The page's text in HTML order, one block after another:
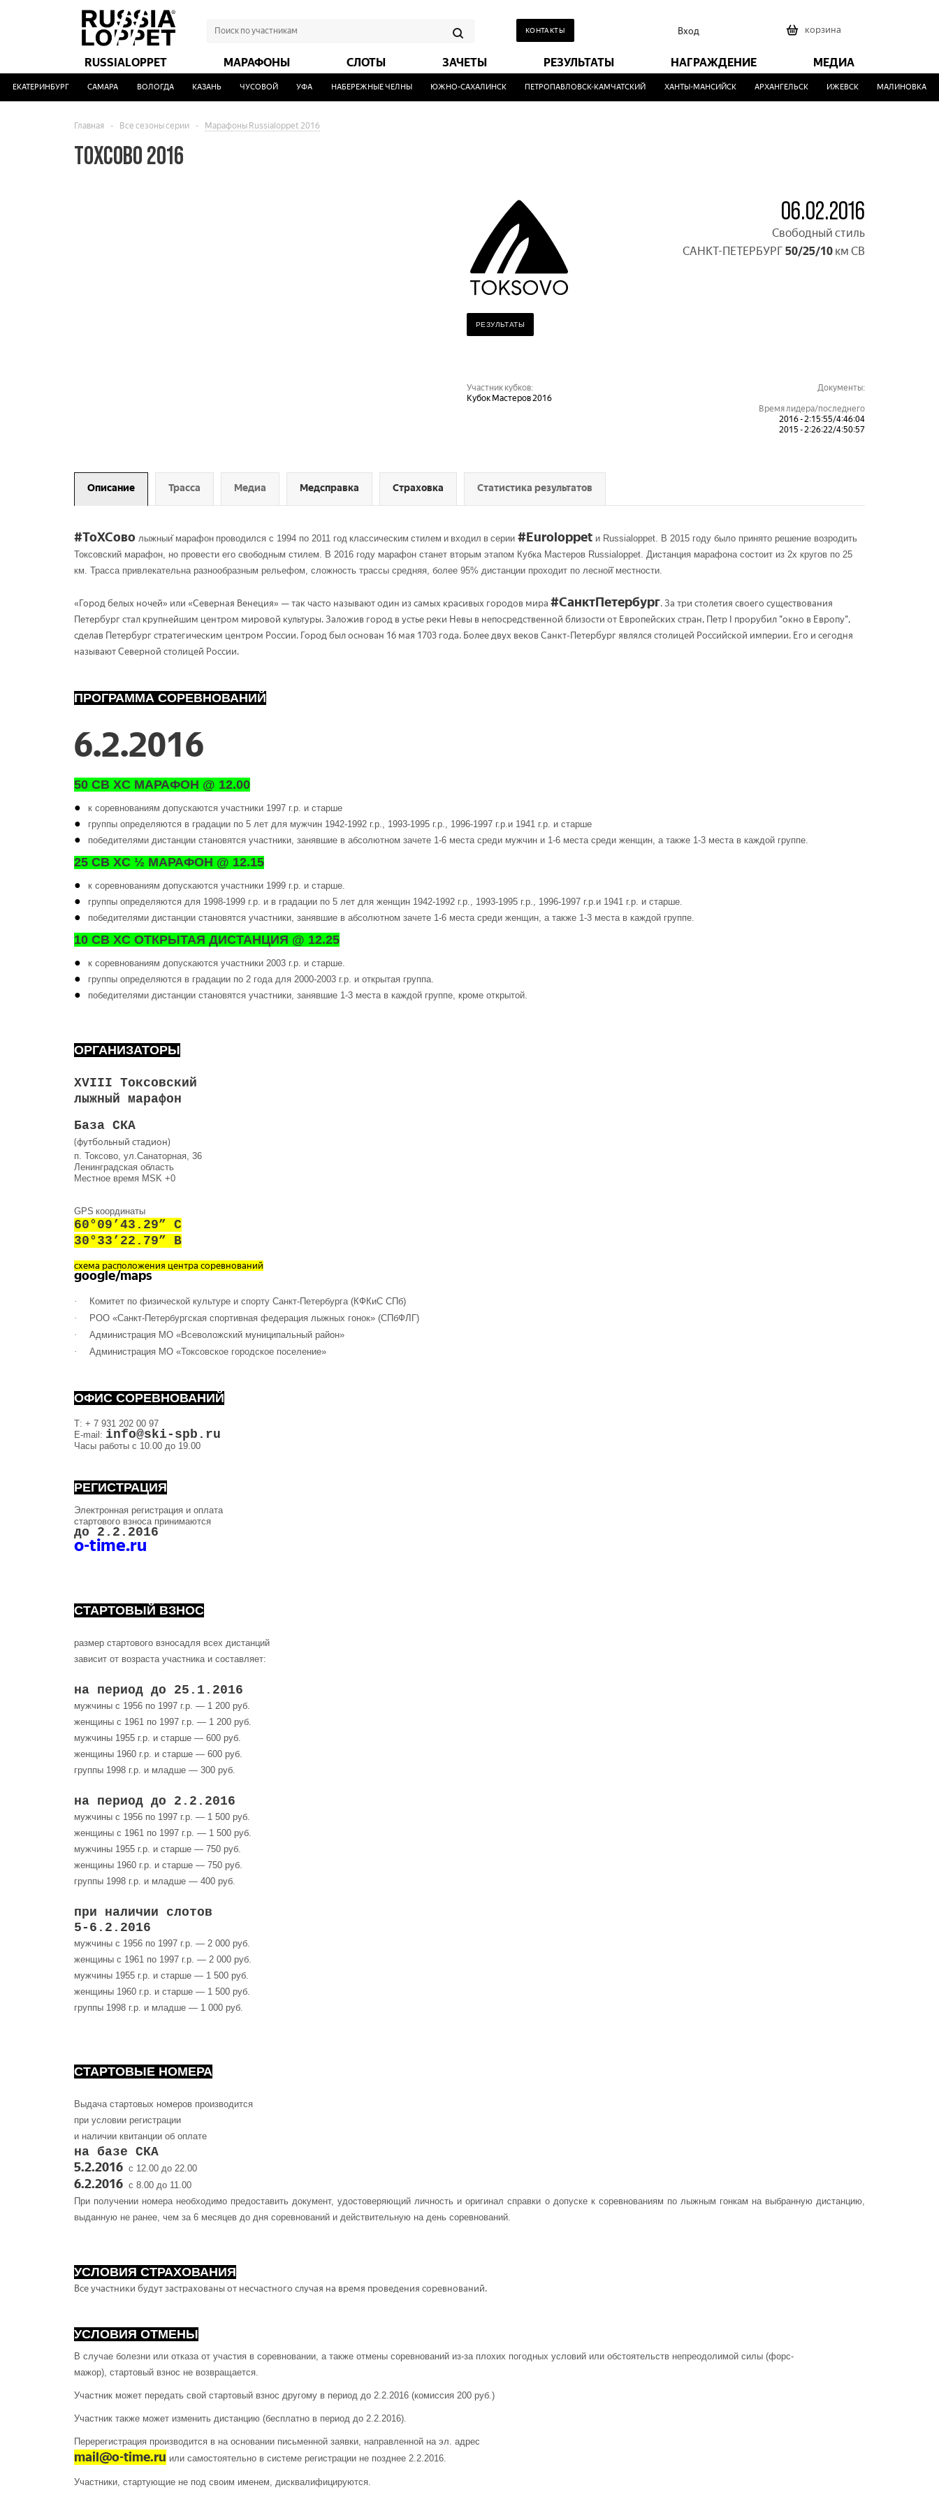
КОНТАКТЫ Вход корзина
RUSSIALOPPET МАРАФОНЫ СЛОТЫ ЗАЧЕТЫ РЕЗУЛЬТАТЫ НАГРАЖДЕНИЕ МЕДИА
САМАРА ВОЛОГДА КАЗАНЬ ЧУСОВОЙ УФА НАБЕРЕЖНЫЕ ЧЕЛНЫ ЮЖНО-САХАЛИНСК ПЕТРОПАВЛОВСК-КАМЧАТСКИЙ ХАНТЫ-МАНСИЙСК АРХАНГЕЛЬСК ИЖЕВСК МАЛИНОВКА
Главная - Все сезоны серии - Марафоны Russialoppet 2016
ТOХСOВО 2016
РЕЗУЛЬТАТЫ
06.02.2016
Свободный стиль
САНКТ-ПЕТЕРБУРГ 50/25/10км СВ
Участник кубков:
Кубок Мастеров 2016
Документы:
Время лидера/последнего
2016 - 2:15:55/4:46:04
2015 - 2:26:22/4:50:57
Описание Трасса Медиа Медсправка Страховка Статистика результатов
#ТоХСово лыжный марафон проводился c 1994 по 2011 год классическим стилем и входил в серии #Euroloppet и Russialoppet. В 2015 году было принято решение возродить
Токсовский марафон, но провести его свободным стилем. В 2016 году марафон станет вторым этапом Кубка Мастеров Russialoppet. Дистанция марафона состоит из 2х кругов по 25
км. Трасса привлекательна разнообразным рельефом, сложность трассы средняя, более 95% дистанции проходит по лесной̆ местности.
«Город белых ночей» или «Северная Венеция» — так часто называют один из самых красивых городов мира #СанктПетербург. За три столетия своего существования
Петербург стал крупнейшим центром мировой культуры. Заложив город в устье реки Невы в непосредственной близости от Европейских стран, Петр I прорубил "окно в Европу",
сделав Петербург стратегическим центром России. Город был основан 16 мая 1703 года. Более двух веков Санкт-Петербург являлся столицей Российской империи. Его и сегодня
называют Северной столицей России.
ПРОГРАММА СОРЕВНОВАНИЙ
6.2.2016
50 СВ XC МАРАФОН @ 12.00
к соревнованиям допускаются участники 1997 г.р. и старше
группы определяются в градации по 5 лет для мужчин 1942-1992 г.р., 1993-1995 г.р., 1996-1997 г.р.и 1941 г.р. и старше
победителями дистанции становятся участники, занявшие в абсолютном зачете 1-6 места среди мужчин и 1-6 места среди женщин, а также 1-3 места в каждой группе.
25 СВ XC ½ МАРАФОН @ 12.15
к соревнованиям допускаются участники 1999 г.р. и старше.
группы определяются для 1998-1999 г.р. и в градации по 5 лет для женщин 1942-1992 г.р., 1993-1995 г.р., 1996-1997 г.р.и 1941 г.р. и старше.
победителями дистанции становятся участники, занявшие в абсолютном зачете 1-6 места среди женщин, а также 1-3 места в каждой группе.
10 СВ XC ОТКРЫТАЯ ДИСТАНЦИЯ @ 12.25
к соревнованиям допускаются участники 2003 г.р. и старше.
группы определяются в градации по 2 года для 2000-2003 г.р. и открытая группа.
победителями дистанции становятся участники, занявшие 1-3 места в каждой группе, кроме открытой.
ОРГАНИЗАТОРЫ
ХVIII Токсовский
лыжный марафон
База СКА
(футбольный стадион)
п. Токсово, ул.Санаторная, 36
Ленинградская область
Местное время MSK +0
GPS координаты
60°09’43.29” С
30°33’22.79” В
cхема расположения центра соревнований
google/maps
·
Комитет по физической культуре и спорту Санкт-Петербурга (КФКиС СПб)
·
РОО «Санкт-Петербургская спортивная федерация лыжных гонок» (СПбФЛГ)
·
Администрация МО «Всеволожский муниципальный район»
·
Администрация МО «Токсовское городское поселение»
ОФИС СОРЕВНОВАНИЙ
Т: + 7 931 202 00 97
E-mail: info@ski-spb.ru
Часы работы с 10.00 до 19.00
РЕГИСТРАЦИЯ
Электронная регистрация и оплата
стартового взноса принимаются
до 2.2.2016
o-time.ru
СТАРТОВЫЙ ВЗНОС
размер стартового взносадля всех дистанций
зависит от возраста участника и составляет:
на период до 25.1.2016
мужчины с 1956 по 1997 г.р. — 1 200 руб.
женщины с 1961 по 1997 г.р. — 1 200 руб.
мужчины 1955 г.р. и старше — 600 руб.
женщины 1960 г.р. и старше — 600 руб.
группы 1998 г.р. и младше — 300 руб.
на период до 2.2.2016
мужчины с 1956 по 1997 г.р. — 1 500 руб.
женщины с 1961 по 1997 г.р. — 1 500 руб.
мужчины 1955 г.р. и старше — 750 руб.
женщины 1960 г.р. и старше — 750 руб.
группы 1998 г.р. и младше — 400 руб.
при наличии слотов
5-6.2.2016
мужчины с 1956 по 1997 г.р. — 2 000 руб.
женщины с 1961 по 1997 г.р. — 2 000 руб.
мужчины 1955 г.р. и старше — 1 500 руб.
женщины 1960 г.р. и старше — 1 500 руб.
группы 1998 г.р. и младше — 1 000 руб.
СТАРТОВЫЕ НОМЕРА
Выдача стартовых номеров производится
при условии регистрации
и наличии квитанции об оплате
на базе СКА
5.2.2016 с 12.00 до 22.00
6.2.2016 с 8.00 до 11.00
При получении номера необходимо предоставить документ, удостоверяющий личность и оригинал справки о допуске к соревнованиям по лыжным гонкам на выбранную дистанцию,
выданную не ранее, чем за 6 месяцев до дня соревнований и действительную на день соревнований.
УСЛОВИЯ СТРАХОВАНИЯ
Все участники будут застрахованы от несчастного случая на время проведения соревнований.
УСЛОВИЯ ОТМЕНЫ
В случае болезни или отказа от участия в соревновании, а также отмены соревнований из-за плохих погодных условий или обстоятельств непреодолимой силы (форс-
мажор), стартовый взнос не возвращается.
Участник может передать свой стартовый взнос другому в период до 2.2.2016 (комиссия 200 руб.)
Участник также может изменить дистанцию (бесплатно в период до 2.2.2016).
Перерегистрация производится в на основании письменной заявки, направленной на эл. адрес
mail@o-time.ru или самостоятельно в системе регистрации не позднее 2.2.2016.
Участники, стартующие не под своим именем, дисквалифицируются.